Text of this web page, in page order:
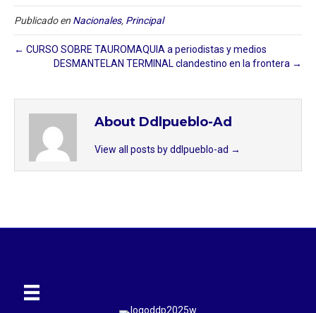
Publicado en Nacionales, Principal
← CURSO SOBRE TAUROMAQUIA a periodistas y medios
DESMANTELAN TERMINAL clandestino en la frontera →
About Ddlpueblo-Ad
View all posts by ddlpueblo-ad →